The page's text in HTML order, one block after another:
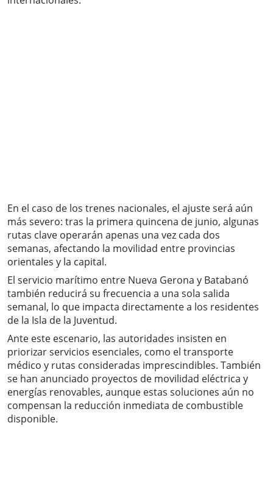
En el caso de los trenes nacionales, el ajuste será aún
más severo: tras la primera quincena de junio, algunas
rutas clave operarán apenas una vez cada dos
semanas, afectando la movilidad entre provincias
orientales y la capital.
El servicio marítimo entre Nueva Gerona y Batabanó
también reducirá su frecuencia a una sola salida
semanal, lo que impacta directamente a los residentes
de la Isla de la Juventud.
Ante este escenario, las autoridades insisten en
priorizar servicios esenciales, como el transporte
médico y rutas consideradas imprescindibles. También
se han anunciado proyectos de movilidad eléctrica y
energías renovables, aunque estas soluciones aún no
compensan la reducción inmediata de combustible
disponible.